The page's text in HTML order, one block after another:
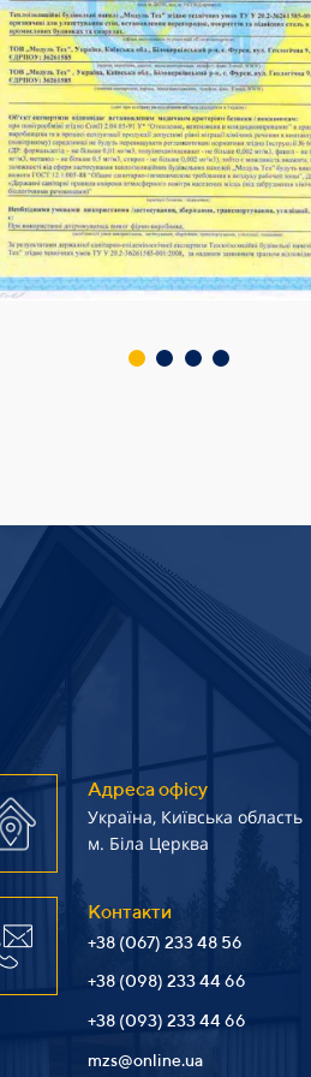
Адреса офісу
Україна, Київська область
м. Біла Церква
Контакти
+38 (067) 233 48 56
+38 (098) 233 44 66
+38 (093) 233 44 66
mzs@online.ua